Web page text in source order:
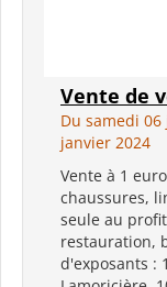
Vente de
Du samedi
janvier 2024
Vente à 1
chaussures,
seule au
restauration,
d'exposants :